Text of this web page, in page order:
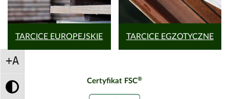
TARCICE EUROPEJSKIE TARCICE EGZOTYCZNE
Certyfikat
Certyfikat FSC®
+A